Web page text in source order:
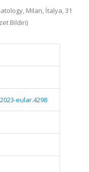
Milan, İtalya, 31
Bildiri)
eular.4298